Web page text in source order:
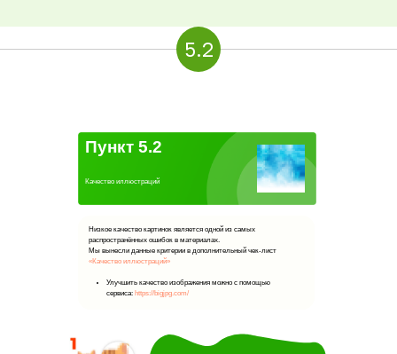
5.2
Низкое качество картинок является одной из самых
распространённых ошибок в материалах.
Мы вынесли данные критерии в дополнительный чек-лист
«Качество иллюстраций»
Улучшить качество изображения можно с помощью
сервиса: https://bigjpg.com/
Пункт 5.2
Качество иллюстраций